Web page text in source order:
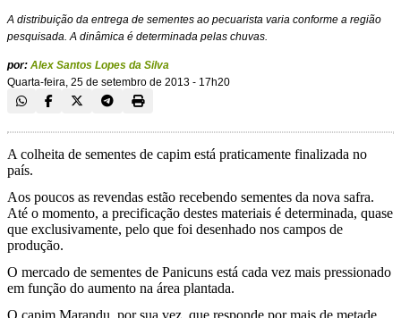
A distribuição da entrega de sementes ao pecuarista varia conforme a região
pesquisada. A dinâmica é determinada pelas chuvas.
por: Alex Santos Lopes da Silva
Quarta-feira, 25 de setembro de 2013 - 17h20
A colheita de sementes de capim está praticamente finalizada no
país.
Aos poucos as revendas estão recebendo sementes da nova safra.
Até o momento, a precificação destes materiais é determinada, quase
que exclusivamente, pelo que foi desenhado nos campos de
produção.
O mercado de sementes de Panicuns está cada vez mais pressionado
em função do aumento na área plantada.
O capim Marandu, por sua vez, que responde por mais de metade